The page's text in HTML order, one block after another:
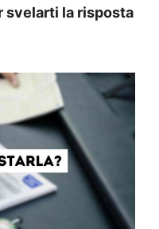
svelarti la risposta